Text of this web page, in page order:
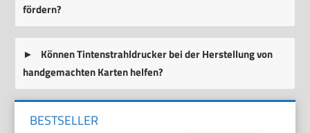
fördern?
Können Tintenstrahldrucker bei der Herstellung von
handgemachten Karten helfen?
BESTSELLER